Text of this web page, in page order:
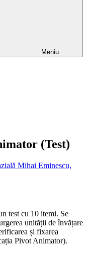
Meniu
(Test)
Mihai Eminescu,
test cu 10 itemi. Se
unității de învățare
și fixarea
Pivot Animator).